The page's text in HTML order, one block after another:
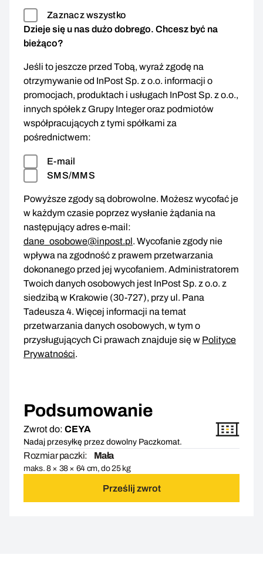
Zaznacz wszystko
Dzieje się u nas dużo dobrego. Chcesz być na
bieżąco?
Jeśli to jeszcze przed Tobą, wyraź zgodę na
otrzymywanie od InPost Sp. z o.o. informacji o
promocjach, produktach i usługach InPost Sp. z o.o.,
innych spółek z Grupy Integer oraz podmiotów
współpracujących z tymi spółkami za
pośrednictwem:
E-mail
SMS/MMS
Powyższe zgody są dobrowolne. Możesz wycofać je
w każdym czasie poprzez wysłanie żądania na
następujący adres e-mail:
dane_osobowe@inpost.pl. Wycofanie zgody nie
wpływa na zgodność z prawem przetwarzania
dokonanego przed jej wycofaniem. Administratorem
Twoich danych osobowych jest InPost Sp. z o.o. z
siedzibą w Krakowie (30-727), przy ul. Pana
Tadeusza 4. Więcej informacji na temat
przetwarzania danych osobowych, w tym o
przysługujących Ci prawach znajduje się w Polityce
Prywatności.
Podsumowanie
Zwrot do: CEYA
Nadaj przesyłkę przez dowolny Paczkomat.
Rozmiar paczki: Mała
maks. 8 × 38 × 64 cm, do 25 kg
Prześlij zwrot